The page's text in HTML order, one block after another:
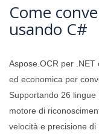
Come
usando C#
Aspose.OCR per
ed economica per
Supportando 26
motore di
velocità e precisione